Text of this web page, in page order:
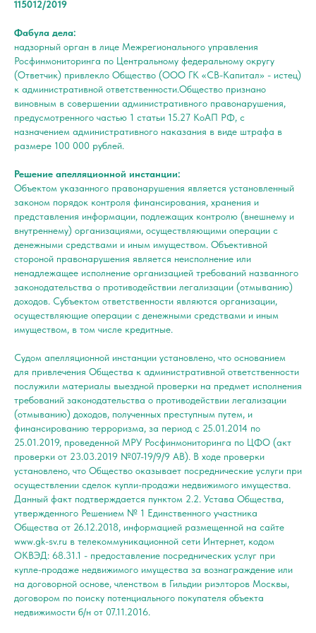
115012/2019
Фабула дела:
надзорный орган в лице Межрегионального управления
Росфинмониторинга по Центральному федеральному округу
(Ответчик) привлекло Общество (ООО ГК «СВ-Капитал» - истец)
к административной ответственности.Общество признано
виновным в совершении административного правонарушения,
предусмотренного частью 1 статьи 15.27 КоАП РФ, с
назначением административного наказания в виде штрафа в
размере 100 000 рублей.
Решение апелляционной инстанции:
Объектом указанного правонарушения является установленный
законом порядок контроля финансирования, хранения и
представления информации, подлежащих контролю (внешнему и
внутреннему) организациями, осуществляющими операции с
денежными средствами и иным имуществом. Объективной
стороной правонарушения является неисполнение или
ненадлежащее исполнение организацией требований названного
законодательства о противодействии легализации (отмыванию)
доходов. Субъектом ответственности являются организации,
осуществляющие операции с денежными средствами и иным
имуществом, в том числе кредитные.
Судом апелляционной инстанции установлено, что основанием
для привлечения Общества к административной ответственности
послужили материалы выездной проверки на предмет исполнения
требований законодательства о противодействии легализации
(отмыванию) доходов, полученных преступным путем, и
финансированию терроризма, за период с 25.01.2014 по
25.01.2019, проведенной МРУ Росфинмониторинга по ЦФО (акт
проверки от 23.03.2019 №07-19/9/9 АВ). В ходе проверки
установлено, что Общество оказывает посреднические услуги при
осуществлении сделок купли-продажи недвижимого имущества.
Данный факт подтверждается пунктом 2.2. Устава Общества,
утвержденного Решением № 1 Единственного участника
Общества от 26.12.2018, информацией размещенной на сайте
www.gk-sv.ru в телекоммуникационной сети Интернет, кодом
ОКВЭД: 68.31.1 - предоставление посреднических услуг при
купле-продаже недвижимого имущества за вознаграждение или
на договорной основе, членством в Гильдии риэлторов Москвы,
договором по поиску потенциального покупателя объекта
недвижимости б/н от 07.11.2016.